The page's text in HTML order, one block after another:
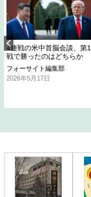
4連戦の米中首脳会談、第1
戦で勝ったのはどちらか
フォーサイト編集部
2026年5月17日